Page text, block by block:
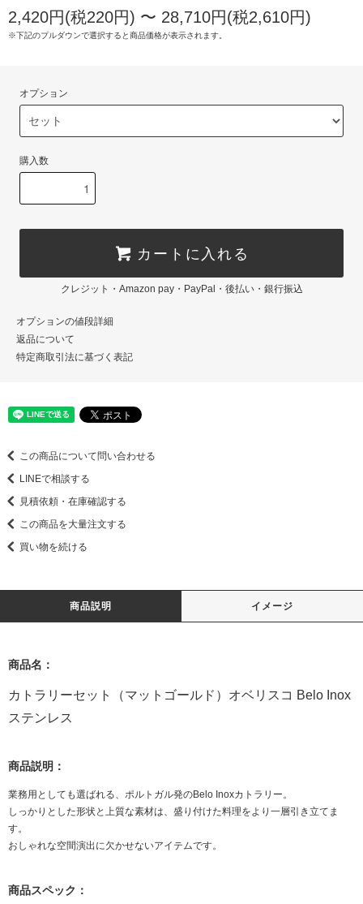
2,420円(税220円) 〜 28,710円(税2,610円)
※下記のプルダウンで選択すると商品価格が表示されます。
オプション
購入数
カートに入れる
クレジット・Amazon pay・PayPal・後払い・銀行振込
オプションの値段詳細
返品について
特定商取引法に基づく表記
この商品について問い合わせる
LINEで相談する
見積依頼・在庫確認する
この商品を大量注文する
買い物を続ける
商品説明 イメージ
商品名：
カトラリーセット（マットゴールド）オベリスコ Belo Inox
ステンレス
商品説明：
業務用としても選ばれる、ポルトガル発のBelo Inoxカトラリー。
しっかりとした形状と上質な素材は、盛り付けた料理をより一層引き立てま
す。
おしゃれな空間演出に欠かせないアイテムです。
商品スペック：